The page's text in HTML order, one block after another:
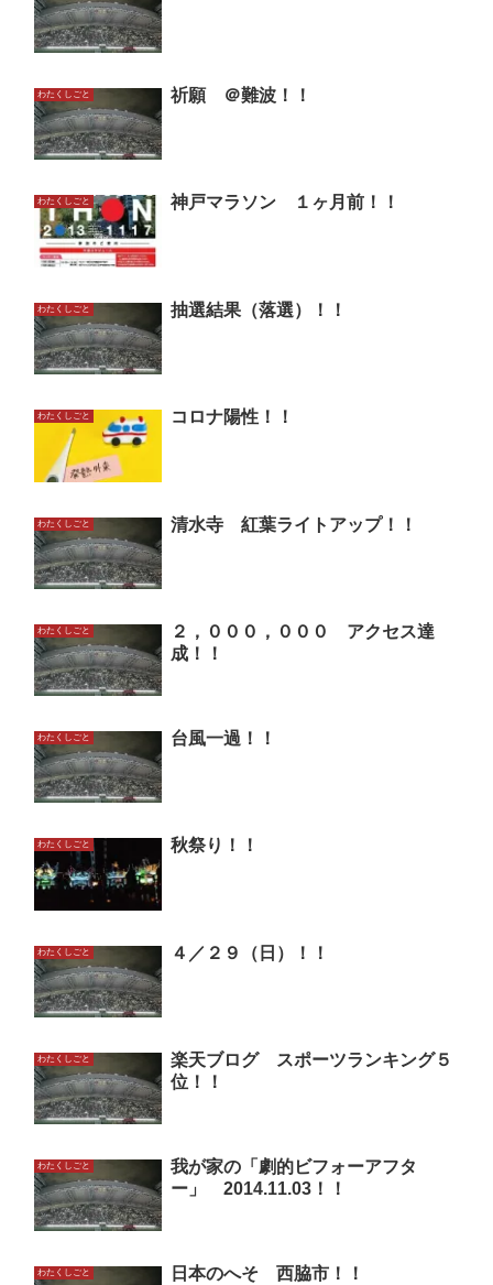
わたくしごと 祈願 ＠難波！！
わたくしごと 神戸マラソン １ヶ月前！！
わたくしごと 抽選結果（落選）！！
わたくしごと コロナ陽性！！
わたくしごと 清水寺 紅葉ライトアップ！！
わたくしごと
２，０００，０００ アクセス達
成！！
わたくしごと 台風一過！！
わたくしごと 秋祭り！！
わたくしごと ４／２９（日）！！
わたくしごと
楽天ブログ スポーツランキング５
位！！
わたくしごと
我が家の「劇的ビフォーアフタ
ー」 2014.11.03！！
わたくしごと 日本のへそ 西脇市！！